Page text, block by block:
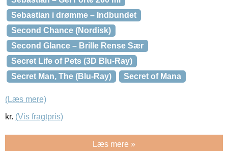
Sebastian i drømme – Indbundet
Second Chance (Nordisk)
Second Glance – Brille Rense Sær
Secret Life of Pets (3D Blu-Ray)
Secret Man, The (Blu-Ray)
Secret of Mana
(Læs mere)
kr. (Vis fragtpris)
Læs mere »